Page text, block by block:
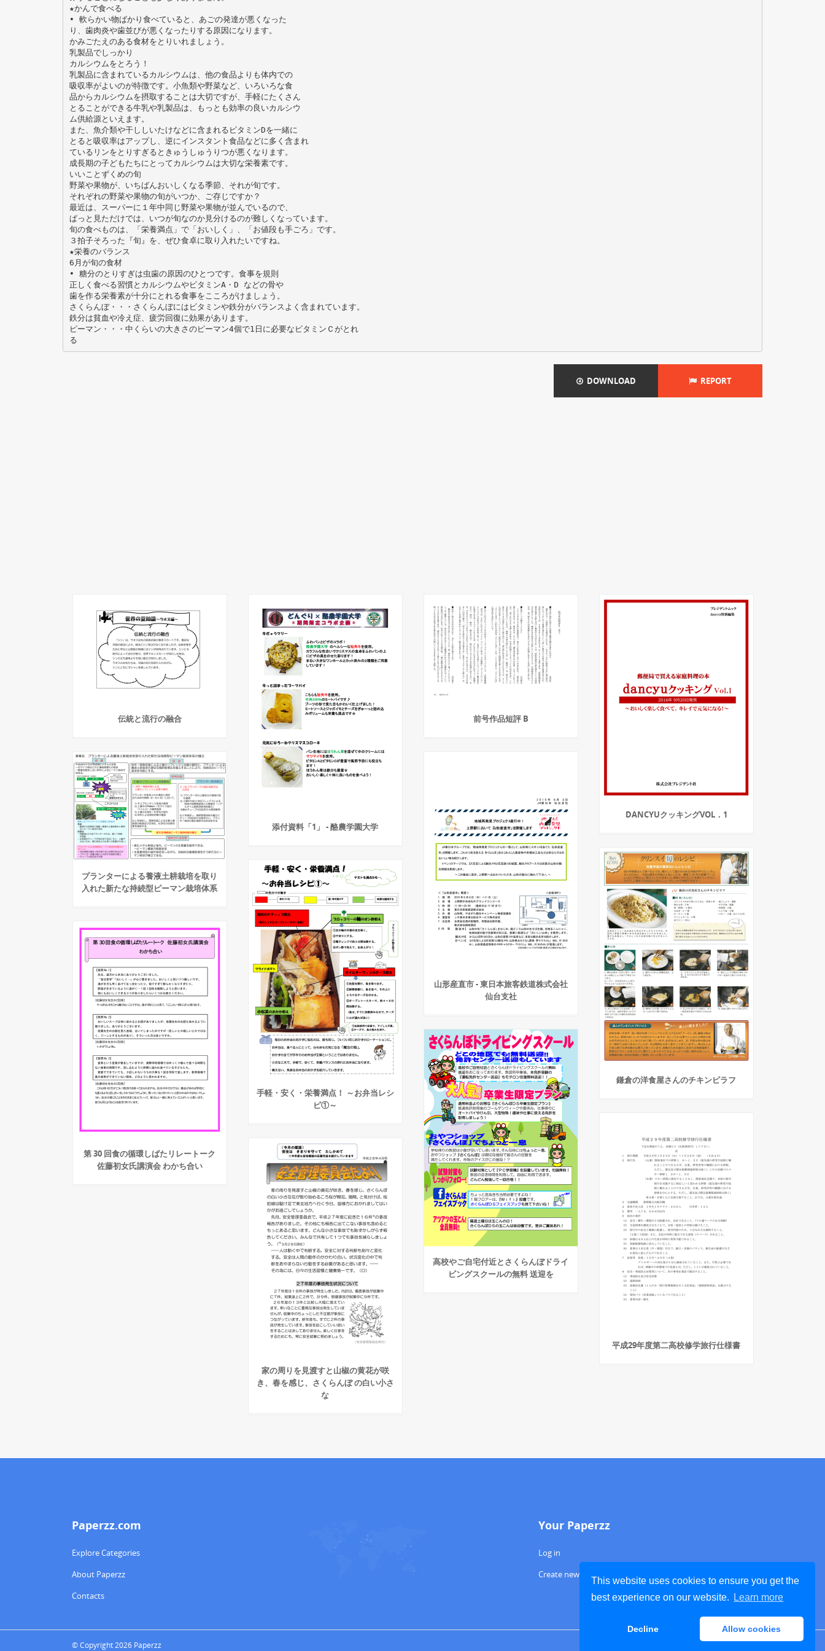
This website uses cookies to ensure you get the
best experience on our website.
Learn more
Decline Allow cookies
★かんで食べる
• 軟らかい物ばかり食べていると、あごの発達が悪くなった
り、歯肉炎や歯並びが悪くなったりする原因になります。
かみごたえのある食材をとりいれましょう。
乳製品でしっかり
カルシウムをとろう！
乳製品に含まれているカルシウムは、他の食品よりも体内での
吸収率がよいのが特徴です。小魚類や野菜など、いろいろな食
品からカルシウムを摂取することは大切ですが、手軽にたくさん
とることができる牛乳や乳製品は、もっとも効率の良いカルシウ
ム供給源といえます。
また、魚介類や干ししいたけなどに含まれるビタミンDを一緒に
とると吸収率はアップし、逆にインスタント食品などに多く含まれ
ているリンをとりすぎるときゅうしゅうりつが悪くなります。
成長期の子どもたちにとってカルシウムは大切な栄養素です。
いいことずくめの旬
野菜や果物が、いちばんおいしくなる季節、それが旬です。
それぞれの野菜や果物の旬がいつか、ご存じですか？
最近は、スーパーに１年中同じ野菜や果物が並んでいるので、
ぱっと見ただけでは、いつが旬なのか見分けるのが難しくなっています。
旬の食べものは、「栄養満点」で「おいしく」、「お値段も手ごろ」です。
３拍子そろった『旬』を、ぜひ食卓に取り入れたいですね。
★栄養のバランス
6月が旬の食材
• 糖分のとりすぎは虫歯の原因のひとつです。食事を規則
正しく食べる習慣とカルシウムやビタミンA・D などの骨や
歯を作る栄養素が十分にとれる食事をこころがけましょう。
さくらんぼ・・・さくらんぼにはビタミンや鉄分がバランスよく含まれています。
鉄分は貧血や冷え症、疲労回復に効果があります。
ピーマン・・・中くらいの大きさのピーマン4個で1日に必要なビタミンＣがとれ
DOWNLOAD REPORT
伝統と流行の融合
添付資料「1」 - 酪農学園大学
前号作品短評 B
DANCYUクッキングVOL．1
プランターによる養液土耕栽培を取り
入れた新たな持続型ピーマン栽培体系
山形産直市 - 東日本旅客鉄道株式会社
仙台支社
鎌倉の洋食屋さんのチキンピラフ
手軽・安く・栄養満点！ ～お弁当レシ
ピ①～
第 30 回食の循環しばたリレートーク
佐藤初女氏講演会 わかち合い
高校やご自宅付近とさくらんぼドライ
ビングスクールの無料 送迎を
平成29年度第二高校修学旅行仕様書
家の周りを見渡すと山椒の黄花が咲
き、春を感じ、さくらんぼ の白い小さ
な
Paperzz.com
Explore Categories
About Paperzz
Contacts
Your Paperzz
Log in
Create new account
© Copyright 2026 Paperzz